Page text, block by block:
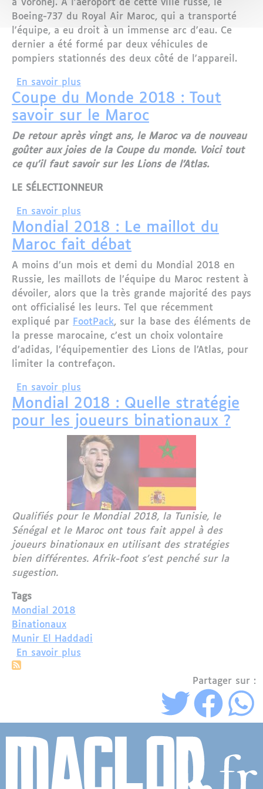
à Voronej. À l'aéroport de cette ville russe, le
Boeing-737 du Royal Air Maroc, qui a transporté
l'équipe, a eu droit à un immense arc d'eau. Ce
dernier a été formé par deux véhicules de
pompiers stationnés des deux côté de l'appareil.
En savoir plus
Coupe du Monde 2018 : Tout
savoir sur le Maroc
De retour après vingt ans, le Maroc va de nouveau
goûter aux joies de la Coupe du monde. Voici tout
ce qu'il faut savoir sur les Lions de l'Atlas.
LE SÉLECTIONNEUR
En savoir plus
Mondial 2018 : Le maillot du
Maroc fait débat
A moins d’un mois et demi du Mondial 2018 en
Russie, les maillots de l’équipe du Maroc restent à
dévoiler, alors que la très grande majorité des pays
ont officialisé les leurs. Tel que récemment
expliqué par FootPack, sur la base des éléments de
la presse marocaine, c’est un choix volontaire
d’adidas, l’équipementier des Lions de l’Atlas, pour
limiter la contrefaçon.
En savoir plus
Mondial 2018 : Quelle stratégie
pour les joueurs binationaux ?
Qualifiés pour le Mondial 2018, la Tunisie, le
Sénégal et le Maroc ont tous fait appel à des
joueurs binationaux en utilisant des stratégies
bien différentes. Afrik-foot s'est penché sur la
sugestion.
Tags
Mondial 2018
Binationaux
Munir El Haddadi
En savoir plus
Partager sur :